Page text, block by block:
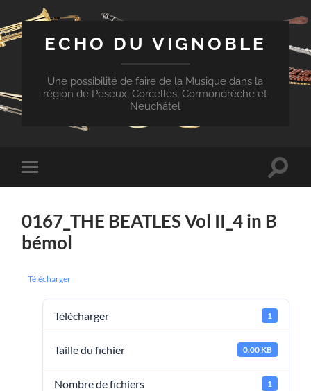
ECHO DU VIGNOBLE
Une possibilité de faire de la Musique dans la
région de Peseux, Corcelles, Cormondrèche et
Neuchâtel
Toggle
mobile
Toggle
0167_THE BEATLES Vol II_4 in B
bémol
Télécharger
Télécharger 1
Taille du fichier 0.00 KB
Nombre de fichiers 1